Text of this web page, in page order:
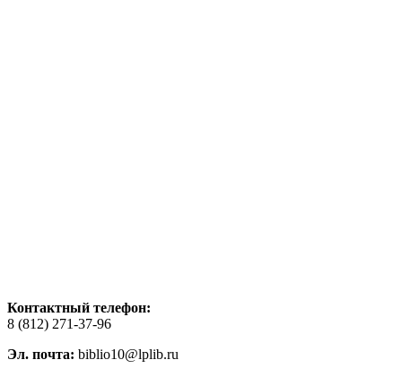
Контактный телефон:
8 (812) 271-37-96
Эл. почта: biblio10@lplib.ru